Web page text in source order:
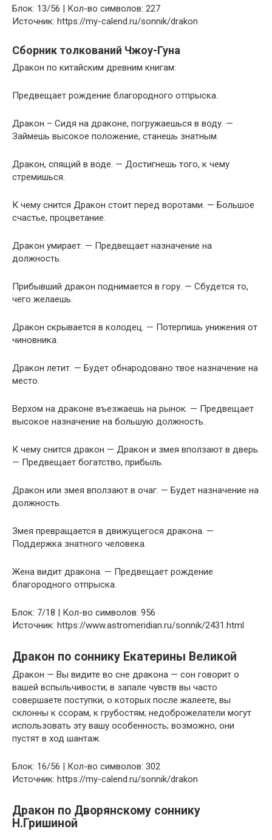
Блок: 13/56 | Кол-во символов: 227
Источник: https://my-calend.ru/sonnik/drakon
Сборник толкований Чжоу-Гуна
Дракон по китайским древним книгам:
Предвещает рождение благородного отпрыска.
Дракон – Сидя на драконе, погружаешься в воду. —
Займешь высокое положение, станешь знатным.
Дракон, спящий в воде. — Достигнешь того, к чему
стремишься.
К чему снится Дракон стоит перед воротами. — Большое
счастье, процветание.
Дракон умирает. — Предвещает назначение на
должность.
Прибывший дракон поднимается в гору. — Сбудется то,
чего желаешь.
Дракон скрывается в колодец. — Потерпишь унижения от
чиновника.
Дракон летит. — Будет обнародовано твое назначение на
место.
Верхом на драконе въезжаешь на рынок. — Предвещает
высокое назначение на большую должность.
К чему снится дракон — Дракон и змея вползают в дверь.
— Предвещает богатство, прибыль.
Дракон или змея вползают в очаг. — Будет назначение на
должность.
Змея превращается в движущегося дракона. —
Поддержка знатного человека.
Жена видит дракона. — Предвещает рождение
благородного отпрыска.
Блок: 7/18 | Кол-во символов: 956
Источник: https://www.astromeridian.ru/sonnik/2431.html
Дракон по соннику Екатерины Великой
Дракон — Вы видите во сне дракона — сон говорит о
вашей вспыльчивости; в запале чувств вы часто
совершаете поступки, о которых после жалеете, вы
склонны к ссорам, к грубостям; недоброжелатели могут
использовать эту вашу особенность; возможно, они
пустят в ход шантаж.
Блок: 16/56 | Кол-во символов: 302
Источник: https://my-calend.ru/sonnik/drakon
Дракон по Дворянскому соннику
Н.Гришиной